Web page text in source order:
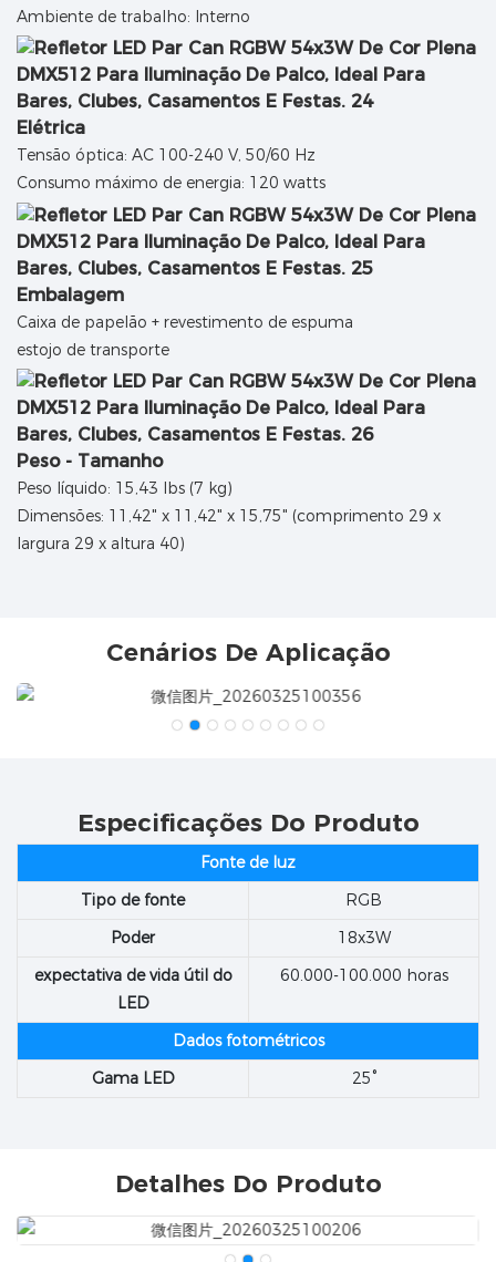
Ambiente de trabalho: Interno
Elétrica
Tensão óptica: AC 100-240 V, 50/60 Hz
Consumo máximo de energia: 120 watts
Embalagem
Caixa de papelão + revestimento de espuma
estojo de transporte
Peso - Tamanho
Peso líquido: 15,43 lbs (7 kg)
Dimensões: 11,42" x 11,42" x 15,75" (comprimento 29 x
largura 29 x altura 40)
Cenários De Aplicação
Especificações Do Produto
Fonte de luz
Tipo de fonte
RGB
Poder
18x3W
expectativa de vida útil do
LED
60.000-100.000 horas
Dados fotométricos
Gama LED
25°
Detalhes Do Produto